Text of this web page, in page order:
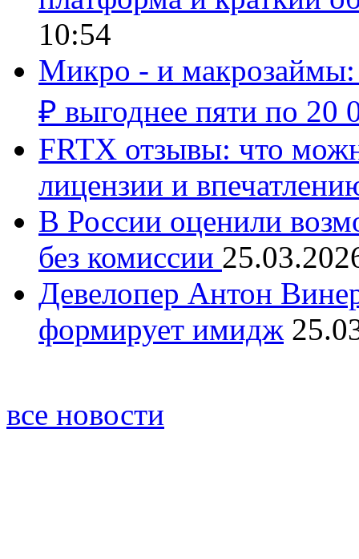
10:54
Микро - и макрозаймы:
₽ выгоднее пяти по 20
FRTX отзывы: что
лицензии и
В России оценили
без комиссии
Девелопер Антон
формирует имидж
все новости